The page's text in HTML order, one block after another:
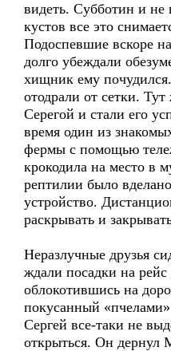
видеть. Субботин и не
кустов все это
Подоспевшие вскоре
долго убеждали
хищник ему
отодрали от сетки.
Серегой и стали его
время один из
фермы с помощью
крокодила на место в
рептилии было
устройство.
раскрывать и
Неразлучные друзья
ждали посадки на
облокотившись на
покусанный
Сергей все-таки не
открыться. Он дернул